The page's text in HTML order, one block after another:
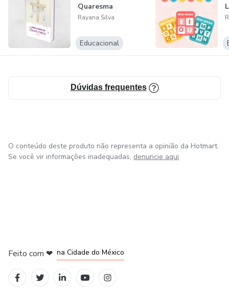
Quaresma
Rayana Silva
Educacional
Dúvidas frequentes
O conteúdo deste produto não representa a opinião da Hotmart.
Se você vir informações inadequadas, denuncie aqui
Feito com ❤ na Cidade do México